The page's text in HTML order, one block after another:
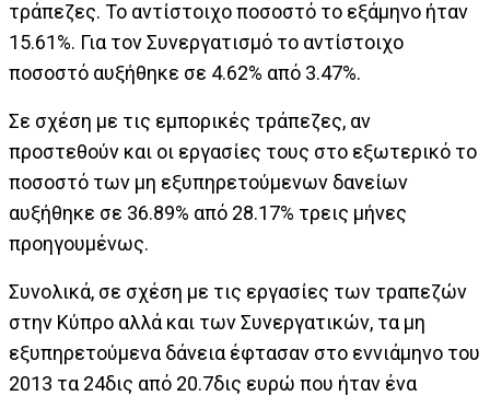
τράπεζες. Το αντίστοιχο ποσοστό το εξάμηνο ήταν
15.61%. Για τον Συνεργατισμό το αντίστοιχο
ποσοστό αυξήθηκε σε 4.62% από 3.47%.
Σε σχέση με τις εμπορικές τράπεζες, αν
προστεθούν και οι εργασίες τους στο εξωτερικό το
ποσοστό των μη εξυπηρετούμενων δανείων
αυξήθηκε σε 36.89% από 28.17% τρεις μήνες
προηγουμένως.
Συνολικά, σε σχέση με τις εργασίες των τραπεζών
στην Κύπρο αλλά και των Συνεργατικών, τα μη
εξυπηρετούμενα δάνεια έφτασαν στο εννιάμηνο του
2013 τα 24δις από 20.7δις ευρώ που ήταν ένα